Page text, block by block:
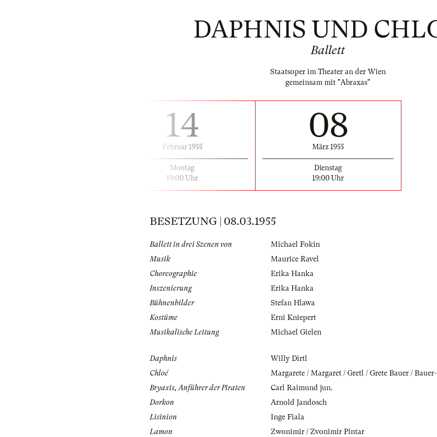
DAPHNIS UND
Ballett
Staatsoper im Theater an der Wien
gemeinsam mit "Abraxas"
14
Februar 1955
Montag
19:00 Uhr
08
März 1955
Dienstag
19:00 Uhr
BESETZUNG | 08.03.1955
Ballett in drei Szenen von
Michael Fokin
Musik
Maurice Ravel
Choreographie
Erika Hanka
Inszenierung
Erika Hanka
Bühnenbilder
Stefan Hlawa
Kostüme
Erni Kniepert
Musikalische Leitung
Michael Gielen
Daphnis
Willy Dirtl
Chloé
Margarete / Margaret / Gretl / Grete Bauer /
Bryaxis, Anführer der Piraten
Carl Raimund jun.
Dorkon
Arnold Jandosch
Lisinion
Inge Fiala
Lamon
Zwonimir / Zvonimir Pintar